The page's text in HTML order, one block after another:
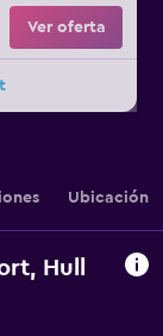
Ver oferta
Ubicación
Hull